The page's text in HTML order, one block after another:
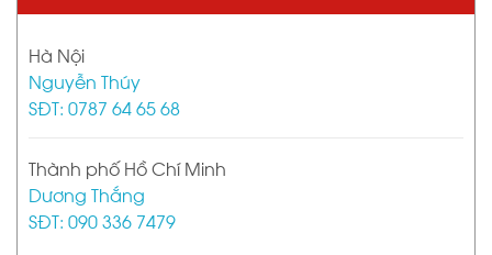
Hà Nội
Nguyễn Thúy
SĐT: 0787 64 65 68
Thành phố Hồ Chí Minh
Dương Thắng
SĐT: 090 336 7479